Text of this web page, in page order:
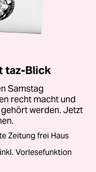
taz-Blick
Samstag
recht macht und
werden. Jetzt
Zeitung frei Haus
Vorlesefunktion